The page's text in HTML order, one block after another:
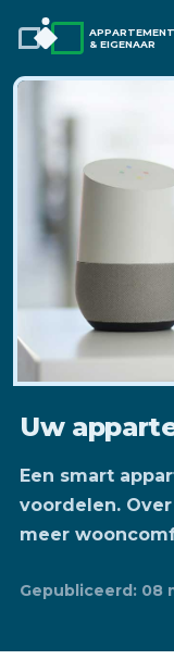
APPARTEMENT
& EIGENAAR
Uw
Een smart
voordelen.
meer
Gepubliceerd: 08